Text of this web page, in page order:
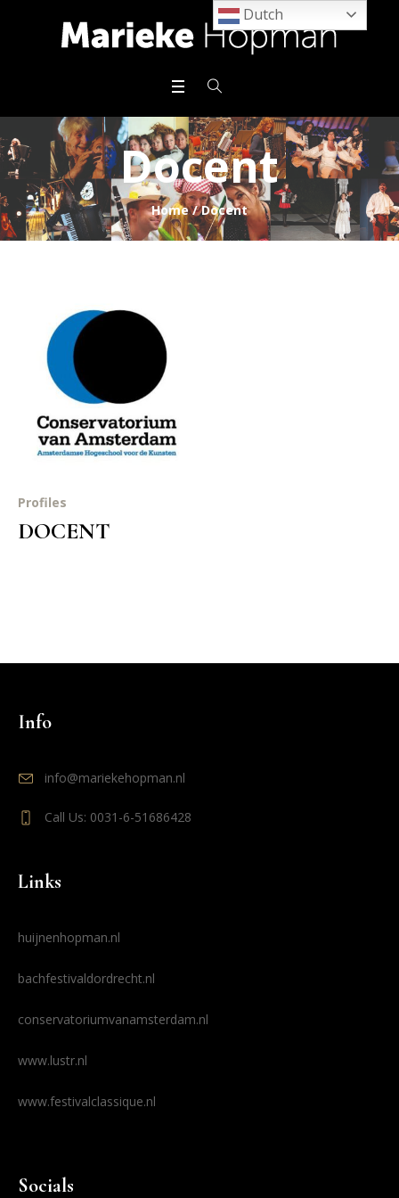
Docent
Home /Docent
Profiles
DOCENT
Info
info@mariekehopman.nl
Call Us: 0031-6-51686428
Links
huijnenhopman.nl
bachfestivaldordrecht.nl
conservatoriumvanamsterdam.nl
www.lustr.nl
www.festivalclassique.nl
Socials
Dutch